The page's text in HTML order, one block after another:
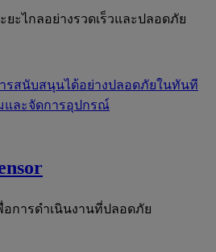
ะไกลอย่างรวดเร็วและปลอดภัย
รสนับสนุนได้อย่างปลอดภัยในทันที
และจัดการอุปกรณ์
อการดำเนินงานที่ปลอดภัย